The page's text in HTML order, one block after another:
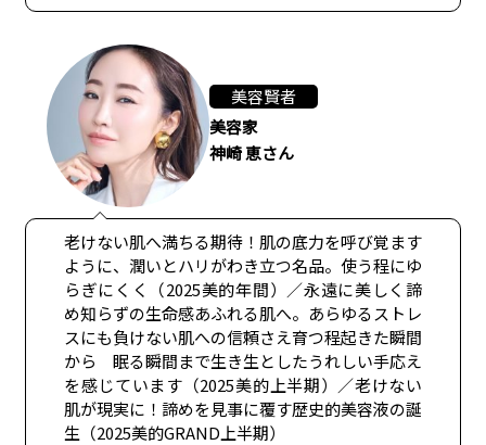
美容賢者
美容家
神崎 恵さん
老けない肌へ満ちる期待！肌の底力を呼び覚ます
ように、潤いとハリがわき立つ名品。使う程にゆ
らぎにくく（2025美的年間）／永遠に美しく諦
め知らずの生命感あふれる肌へ。あらゆるストレ
スにも負けない肌への信頼さえ育つ程起きた瞬間
から 眠る瞬間まで生き生としたうれしい手応え
を感じています（2025美的上半期）／老けない
肌が現実に！諦めを見事に覆す歴史的美容液の誕
生（2025美的GRAND上半期）